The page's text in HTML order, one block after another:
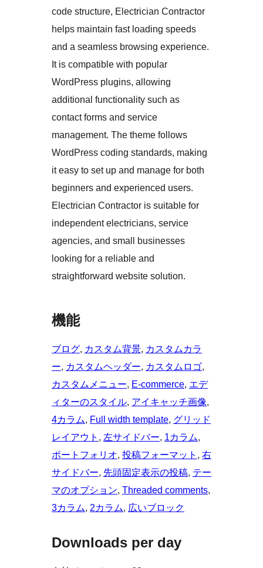
code structure, Electrician Contractor
helps maintain fast loading speeds
and a seamless browsing experience.
It is compatible with popular
WordPress plugins, allowing
additional functionality such as
contact forms and service
management. The theme follows
WordPress coding standards, making
it easy to set up and manage for both
beginners and experienced users.
Electrician Contractor is suitable for
independent electricians, service
agencies, and small businesses
looking for a reliable and
straightforward website solution.
機能
ブログ, カスタム背景, カスタムカラ
ー, カスタムヘッダー, カスタムロゴ
カスタムメニュー, E-commerce, エデ
ィターのスタイル, アイキャッチ画像
4カラム, Full width template, グリッド
レイアウト , 左サイドバー, 1カラム
ポートフォリオ, 投稿フォーマット , 右
サイドバー, 先頭固定表示の投稿, テー
マのオプション, Threaded comments
3カラム, 2カラム, 広いブロック
Downloads per day